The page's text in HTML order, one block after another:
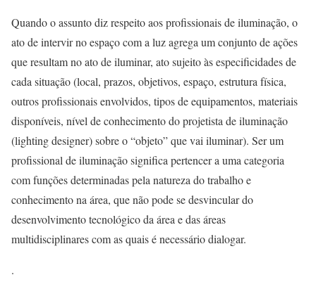
Quando o assunto diz respeito aos profissionais de iluminação, o
ato de intervir no espaço com a luz agrega um conjunto de ações
que resultam no ato de iluminar, ato sujeito às especificidades de
cada situação (local, prazos, objetivos, espaço, estrutura física,
outros profissionais envolvidos, tipos de equipamentos, materiais
disponíveis, nível de conhecimento do projetista de iluminação
(lighting designer) sobre o “objeto” que vai iluminar). Ser um
profissional de iluminação significa pertencer a uma categoria
com funções determinadas pela natureza do trabalho e
conhecimento na área, que não pode se desvincular do
desenvolvimento tecnológico da área e das áreas
multidisciplinares com as quais é necessário dialogar.
.